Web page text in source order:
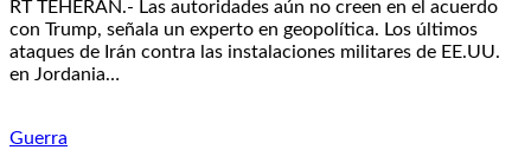
RT TEHERÁN.- Las autoridades aún no creen en el acuerdo
con Trump, señala un experto en geopolítica. Los últimos
ataques de Irán contra las instalaciones militares de EE.UU.
en Jordania…
Guerra